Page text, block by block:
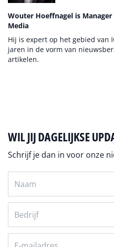
Wouter Hoeffnagel is
Media
Hij is expert op het gebied van
jaren in de vorm van
artikelen.
WIL JIJ DAGELIJKSE
Schrijf je dan in voor onze